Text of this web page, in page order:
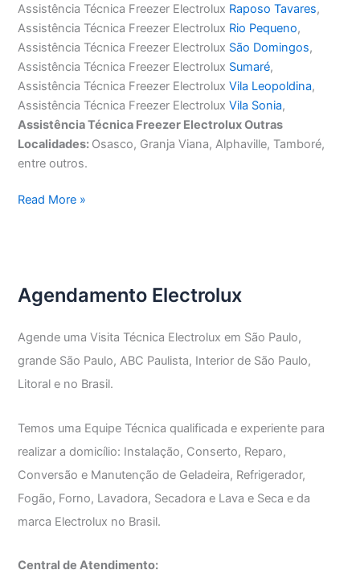
Assistência Técnica Freezer Electrolux Raposo Tavares,
Assistência Técnica Freezer Electrolux Rio Pequeno,
Assistência Técnica Freezer Electrolux São Domingos,
Assistência Técnica Freezer Electrolux Sumaré,
Assistência Técnica Freezer ElectroluxVila Leopoldina,
Assistência Técnica Freezer ElectroluxVila Sonia,
Assistência Técnica Freezer Electrolux Outras
Localidades: Osasco, Granja Viana, Alphaville, Tamboré,
entre outros.
Assistência
Read More »
Agendamento Electrolux
Agende uma Visita Técnica Electrolux em São Paulo,
grande São Paulo, ABC Paulista, Interior de São Paulo,
Litoral e no Brasil.
Temos uma Equipe Técnica qualificada e experiente para
realizar a domicílio: Instalação, Conserto, Reparo,
Conversão e Manutenção de Geladeira, Refrigerador,
Fogão, Forno, Lavadora, Secadora e Lava e Seca e da
marca Electrolux no Brasil.
Central de Atendimento: